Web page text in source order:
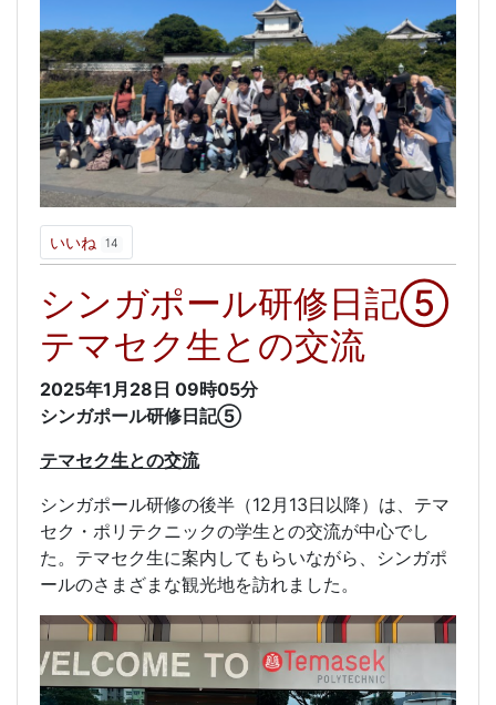
いいね 14
シンガポール研修日記⑤
テマセク生との交流
2025年1月28日 09時05分
シンガポール研修日記⑤
テマセク生との交流
シンガポール研修の後半（12月13日以降）は、テマ
セク・ポリテクニックの学生との交流が中心でし
た。テマセク生に案内してもらいながら、シンガポ
ールのさまざまな観光地を訪れました。